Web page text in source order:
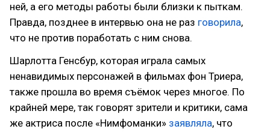
ней, а его методы работы были близки к пыткам.
Правда, позднее в интервью она не раз говорила,
что не против поработать с ним снова.
Шарлотта Генсбур, которая играла самых
ненавидимых персонажей в фильмах фон Триера,
также прошла во время съёмок через многое. По
крайней мере, так говорят зрители и критики, сама
же актриса после «Нимфоманки» заявляла, что